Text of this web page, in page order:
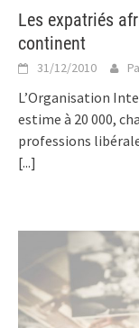
Les expatriés
continent
31/12/2010
L’Organisation
estime à 20 000,
professions
[...]